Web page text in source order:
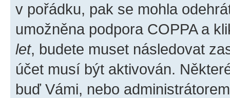
v pořádku, pak se mohla
umožněna podpora COPPA a
let, budete muset následovat
účet musí být aktivován.
buď Vámi, nebo